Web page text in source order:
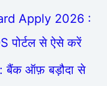
Apply 2026 :
पोर्टल से ऐसे करें
बैंक ऑफ़ बड़ौदा से